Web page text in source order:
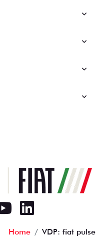
Home VDP: fiat pulse